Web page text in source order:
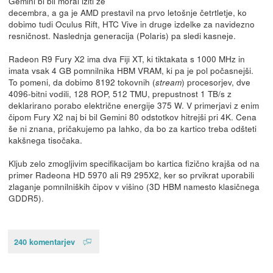
decembra, a ga je AMD prestavil na prvo letošnje četrtletje, ko
dobimo tudi Oculus Rift, HTC Vive in druge izdelke za navidezno
resničnost. Naslednja generacija (Polaris) pa sledi kasneje.
Radeon R9 Fury X2 ima dva Fiji XT, ki tiktakata s 1000 MHz in
imata vsak 4 GB pomnilnika HBM VRAM, ki pa je pol počasnejši.
To pomeni, da dobimo 8192 tokovnih (stream) procesorjev, dve
4096-bitni vodili, 128 ROP, 512 TMU, prepustnost 1 TB/s z
deklarirano porabo električne energije 375 W. V primerjavi z enim
čipom Fury X2 naj bi bil Gemini 80 odstotkov hitrejši pri 4K. Cena
še ni znana, pričakujemo pa lahko, da bo za kartico treba odšteti
kakšnega tisočaka.
Kljub zelo zmogljivim specifikacijam bo kartica fizično krajša od na
primer Radeona HD 5970 ali R9 295X2, ker so prvikrat uporabili
zlaganje pomnilniških čipov v višino (3D HBM namesto klasičnega
GDDR5).
240 komentarjev